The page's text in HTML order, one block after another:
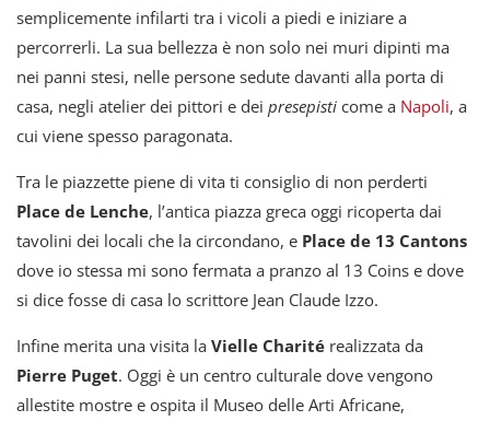
semplicemente infilarti tra i vicoli a piedi e iniziare a
percorrerli. La sua bellezza è non solo nei muri dipinti ma
nei panni stesi, nelle persone sedute davanti alla porta di
casa, negli atelier dei pittori e dei presepisti come a Napoli, a
cui viene spesso paragonata.
Tra le piazzette piene di vita ti consiglio di non perderti
Place de Lenche, l’antica piazza greca oggi ricoperta dai
tavolini dei locali che la circondano, e Place de 13 Cantons
dove io stessa mi sono fermata a pranzo al 13 Coins e dove
si dice fosse di casa lo scrittore Jean Claude Izzo.
Infine merita una visita la Vielle Charité realizzata da
Pierre Puget. Oggi è un centro culturale dove vengono
allestite mostre e ospita il Museo delle Arti Africane,